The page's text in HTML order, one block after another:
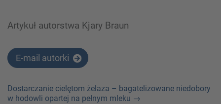
Artykuł autorstwa Kjary Braun
E-mail autorki
Dostarczanie cielętom żelaza – bagatelizowane niedobory
w hodowli opartej na pełnym mleku →